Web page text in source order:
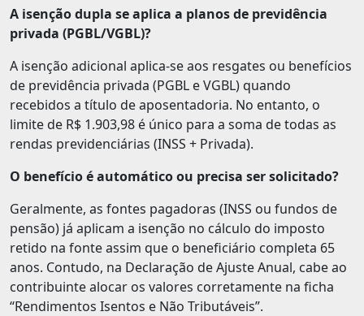
A isenção dupla se aplica a planos de previdência
privada (PGBL/VGBL)?
A isenção adicional aplica-se aos resgates ou benefícios
de previdência privada (PGBL e VGBL) quando
recebidos a título de aposentadoria. No entanto, o
limite de R$ 1.903,98 é único para a soma de todas as
rendas previdenciárias (INSS + Privada).
O benefício é automático ou precisa ser solicitado?
Geralmente, as fontes pagadoras (INSS ou fundos de
pensão) já aplicam a isenção no cálculo do imposto
retido na fonte assim que o beneficiário completa 65
anos. Contudo, na Declaração de Ajuste Anual, cabe ao
contribuinte alocar os valores corretamente na ficha
“Rendimentos Isentos e Não Tributáveis”.